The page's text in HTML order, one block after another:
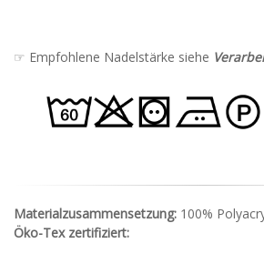
☞ Empfohlene Nadelstärke siehe
Materialzusammensetzung: 100%
Öko-Tex zertifiziert: